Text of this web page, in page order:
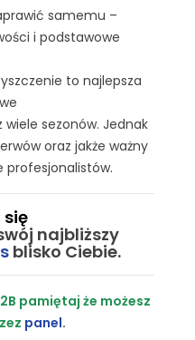
samemu –
i podstawowe
to najlepsza
wiele sezonów. Jednak
oraz jakże ważny
profesjonalistów.
najbliższy
blisko Ciebie.
pamiętaj że możesz
panel.